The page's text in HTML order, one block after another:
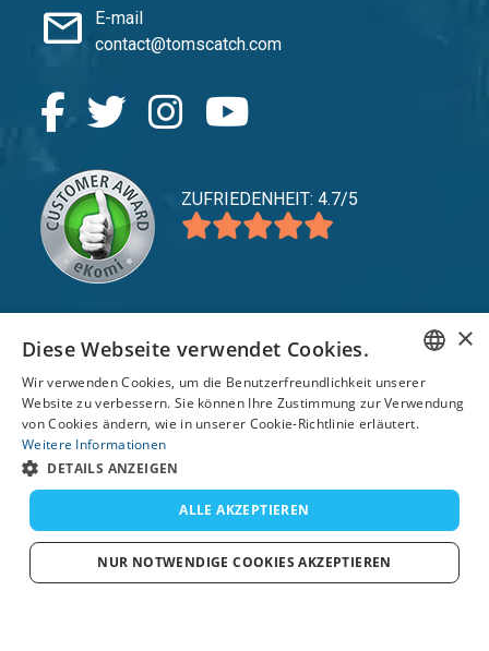
mail
E-mail
contact@tomscatch.com
ZUFRIEDENHEIT: 4.7/5
Service expand_more
Entdecken Sie expand_more
Support
© 2026 TomsCatch Charters & Guides S.L. Alle
Rechte vorbehalten.
ENGLISH
FRENCH
SPANISH
×
Diese Webseite verwendet Cookies.
Wir verwenden Cookies, um die Benutzerfreundlichkeit unserer
Website zu verbessern. Sie können Ihre Zustimmung zur Verwendung
von Cookies ändern, wie in unserer Cookie-Richtlinie erläutert.
Weitere Informationen
DETAILS ANZEIGEN
ALLE AKZEPTIEREN
NUR NOTWENDIGE COOKIES AKZEPTIEREN